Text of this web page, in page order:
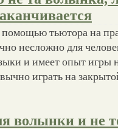
тьютора на
несложно для
и имеет опыт игры
играть на
волынки и не